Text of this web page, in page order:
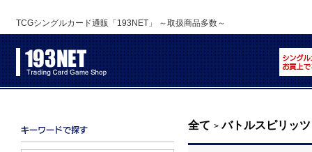
TCGシングルカード通販「193NET」 ～取扱商品多数～
全て > バトルスピリッツ